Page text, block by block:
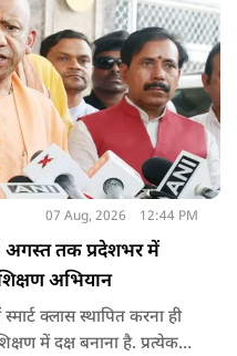
07 Aug, 2026 12:44 PM
अगस्त तक प्रदेशभर में
अभियान
क्लास स्थापित करना ही
में दक्ष बनाना है. प्रत्येक